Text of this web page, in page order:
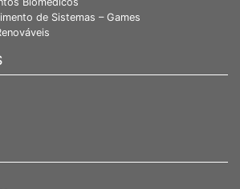
Biomédicos
de Sistemas – Games